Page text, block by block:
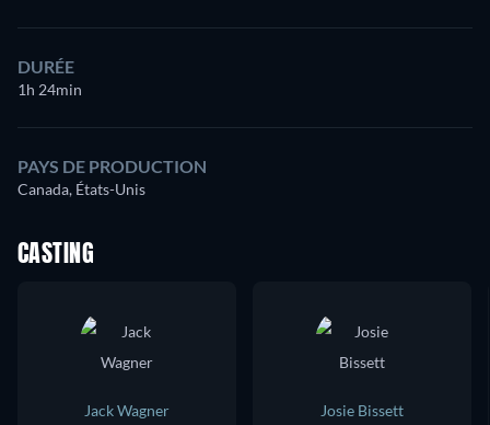
DURÉE
1h 24min
PAYS DE PRODUCTION
Canada, États-Unis
CASTING
Jack Wagner
Josie Bissett